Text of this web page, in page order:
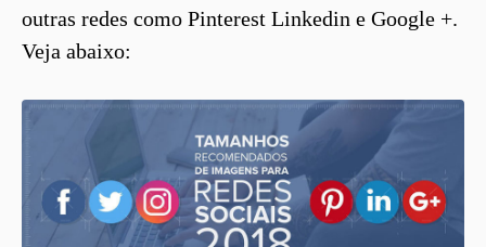
outras redes como Pinterest Linkedin e Google +.
Veja abaixo: